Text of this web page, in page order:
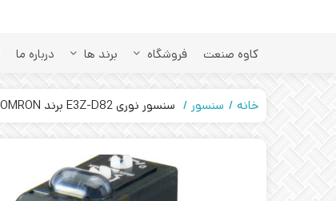
کاوه صنعت فروشگاه برند ها درباره ما
خانه سنسور سنسور نوری E3Z-D82 برند OMRON